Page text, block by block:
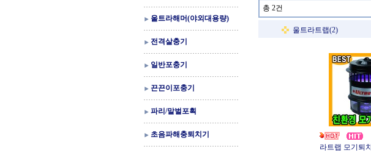
울트라해머(야외대용량)
전격살충기
일반포충기
끈끈이포충기
파리/말벌포획
초음파해충퇴치기
총 2건
울트라트랩(2)
라트랩 모기퇴